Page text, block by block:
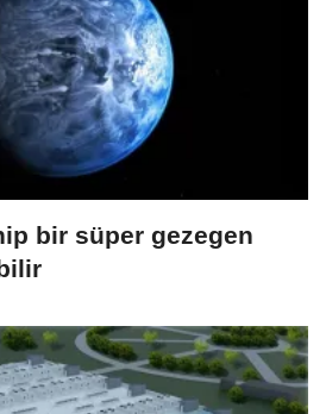
bir süper gezegen